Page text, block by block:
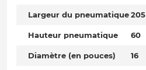
Largeur du pneumatique205
Hauteur pneumatique 60
Diamètre (en pouces) 16